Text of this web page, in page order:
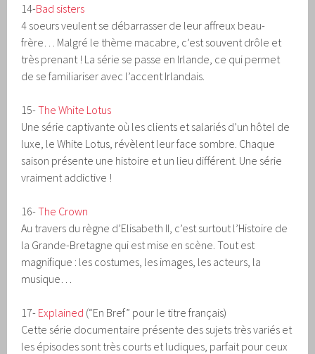
14-Bad sisters
4 soeurs veulent se débarrasser de leur affreux beau-
frère… Malgré le thème macabre, c’est souvent drôle et
très prenant ! La série se passe en Irlande, ce qui permet
de se familiariser avec l’accent Irlandais.
15-The White Lotus
Une série captivante où les clients et salariés d’un hôtel de
luxe, le White Lotus, révèlent leur face sombre. Chaque
saison présente une histoire et un lieu différent. Une série
vraiment addictive !
16-The Crown
Au travers du règne d’Elisabeth II, c’est surtout l’Histoire de
la Grande-Bretagne qui est mise en scène. Tout est
magnifique : les costumes, les images, les acteurs, la
musique…
17- Explained (“En Bref” pour le titre français)
Cette série documentaire présente des sujets très variés et
les épisodes sont très courts et ludiques, parfait pour ceux